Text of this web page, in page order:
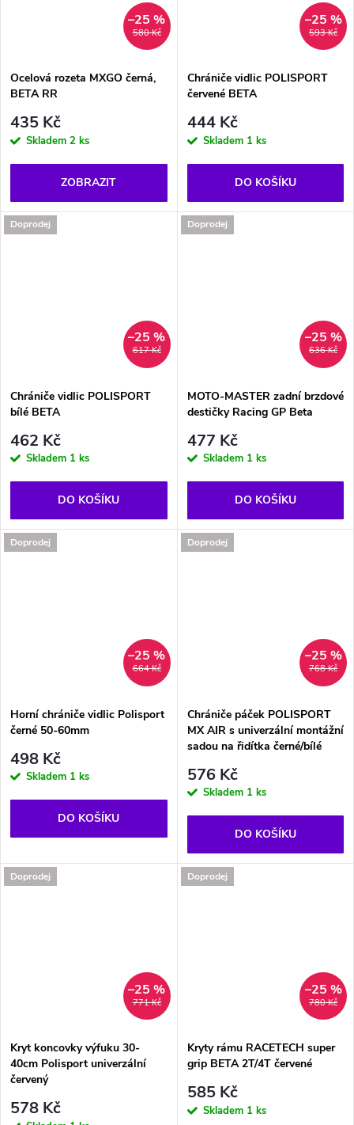
580 Kč
–25 %
Ocelová rozeta MXGO černá,
BETA RR
435 Kč
Skladem 2 ks
ZOBRAZIT
593 Kč
–25 %
Chrániče vidlic POLISPORT
červené BETA
444 Kč
Skladem 1 ks
DO KOŠÍKU
Doprodej
617 Kč
–25 %
Chrániče vidlic POLISPORT
bílé BETA
462 Kč
Skladem 1 ks
DO KOŠÍKU
Doprodej
636 Kč
–25 %
MOTO-MASTER zadní brzdové
destičky Racing GP Beta
477 Kč
Skladem 1 ks
DO KOŠÍKU
Doprodej
664 Kč
–25 %
Horní chrániče vidlic Polisport
černé 50-60mm
498 Kč
Skladem 1 ks
DO KOŠÍKU
Doprodej
768 Kč
–25 %
Chrániče páček POLISPORT
MX AIR s univerzální montážní
sadou na řidítka černé/bílé
576 Kč
Skladem 1 ks
DO KOŠÍKU
Doprodej
771 Kč
–25 %
Kryt koncovky výfuku 30-
40cm Polisport univerzální
červený
578 Kč
Doprodej
780 Kč
–25 %
Kryty rámu RACETECH super
grip BETA 2T/4T červené
585 Kč
Skladem 1 ks